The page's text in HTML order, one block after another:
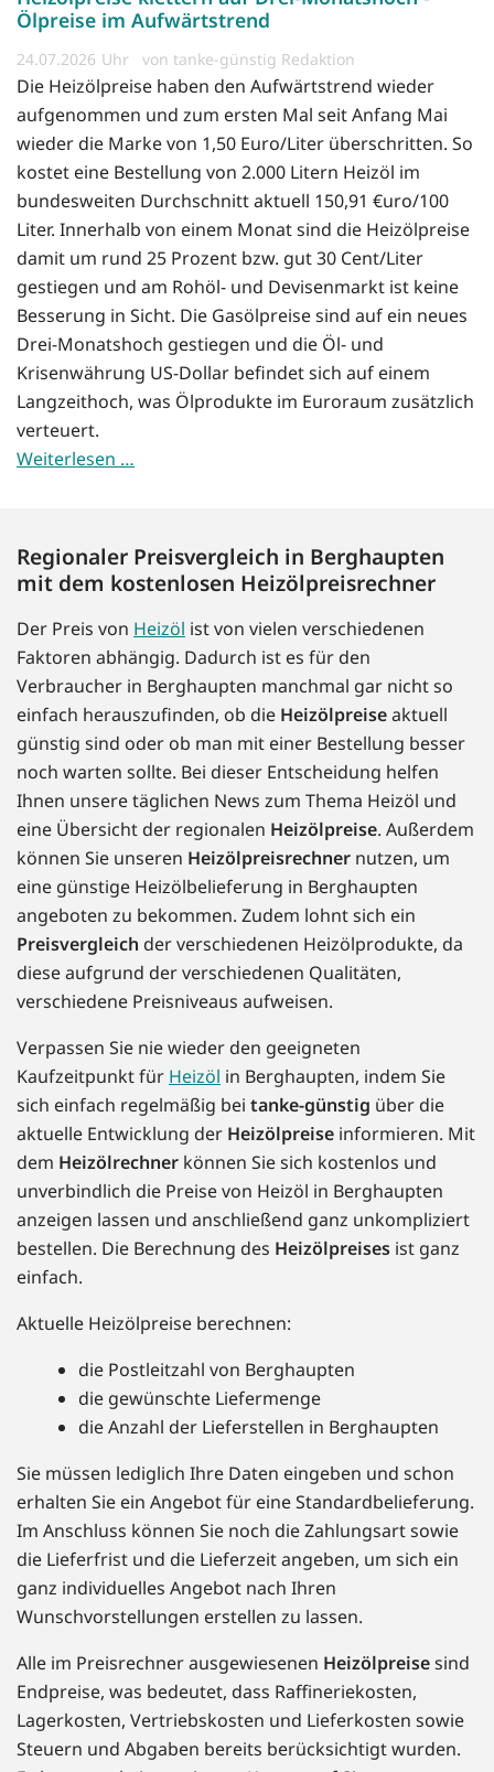
Ölpreise im Aufwärtstrend
24.07.2026 von tanke-günstig Redaktion
Die Heizölpreise haben den Aufwärtstrend wieder
aufgenommen und zum ersten Mal seit Anfang Mai
wieder die Marke von 1,50 Euro/Liter überschritten. So
kostet eine Bestellung von 2.000 Litern Heizöl im
bundesweiten Durchschnitt aktuell 150,91 €uro/100
Liter. Innerhalb von einem Monat sind die Heizölpreise
damit um rund 25 Prozent bzw. gut 30 Cent/Liter
gestiegen und am Rohöl- und Devisenmarkt ist keine
Besserung in Sicht. Die Gasölpreise sind auf ein neues
Drei-Monatshoch gestiegen und die Öl- und
Krisenwährung US-Dollar befindet sich auf einem
Langzeithoch, was Ölprodukte im Euroraum zusätzlich
verteuert.
Weiterlesen …
Regionaler Preisvergleich in Berghaupten
mit dem kostenlosen Heizölpreisrechner
Der Preis von Heizöl ist von vielen verschiedenen
Faktoren abhängig. Dadurch ist es für den
Verbraucher in Berghaupten manchmal gar nicht so
einfach herauszufinden, ob die Heizölpreiseaktuell
günstig sind oder ob man mit einer Bestellung besser
noch warten sollte. Bei dieser Entscheidung helfen
Ihnen unsere täglichen News zum Thema Heizöl und
eine Übersicht der regionalen Heizölpreise. Außerdem
können Sie unseren Heizölpreisrechner nutzen, um
eine günstige Heizölbelieferung in Berghaupten
angeboten zu bekommen. Zudem lohnt sich ein
Preisvergleich der verschiedenen Heizölprodukte, da
diese aufgrund der verschiedenen Qualitäten,
verschiedene Preisniveaus aufweisen.
Verpassen Sie nie wieder den geeigneten
Kaufzeitpunkt für Heizöl in Berghaupten, indem Sie
sich einfach regelmäßig bei tanke-günstig über die
aktuelle Entwicklung der Heizölpreise informieren. Mit
dem Heizölrechner können Sie sich kostenlos und
unverbindlich die Preise von Heizöl in Berghaupten
anzeigen lassen und anschließend ganz unkompliziert
bestellen. Die Berechnung des Heizölpreises ist ganz
einfach.
Aktuelle Heizölpreise berechnen:
die Postleitzahl von Berghaupten
die gewünschte Liefermenge
die Anzahl der Lieferstellen in Berghaupten
Sie müssen lediglich Ihre Daten eingeben und schon
erhalten Sie ein Angebot für eine Standardbelieferung.
Im Anschluss können Sie noch die Zahlungsart sowie
die Lieferfrist und die Lieferzeit angeben, um sich ein
ganz individuelles Angebot nach Ihren
Wunschvorstellungen erstellen zu lassen.
Alle im Preisrechner ausgewiesenen Heizölpreisesind
Endpreise, was bedeutet, dass Raffineriekosten,
Lagerkosten, Vertriebskosten und Lieferkosten sowie
Steuern und Abgaben bereits berücksichtigt wurden.